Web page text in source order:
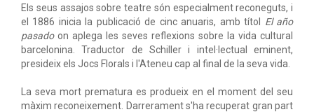
Els seus assajos sobre teatre són especialment reconeguts, i
el 1886 inicia la publicació de cinc anuaris, amb títol El año
pasadoon aplega les seves reflexions sobre la vida cultural
barcelonina. Traductor de Schiller i intel·lectual eminent,
presideix els Jocs Florals i l'Ateneu cap al final de la seva vida.
La seva mort prematura es produeix en el moment del seu
màxim reconeixement. Darrerament s'ha recuperat gran part